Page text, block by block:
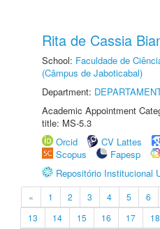
Rita de Cassia
School: Faculdade de
(Câmpus de Jaboticabal)
Department:
Academic Appointment
title: MS-5.3
Orcid
CV Lattes
Scopus
Fapesp
Repositório Institucional
« 1 2 3 4 5 6
13
14 15 16 17 18